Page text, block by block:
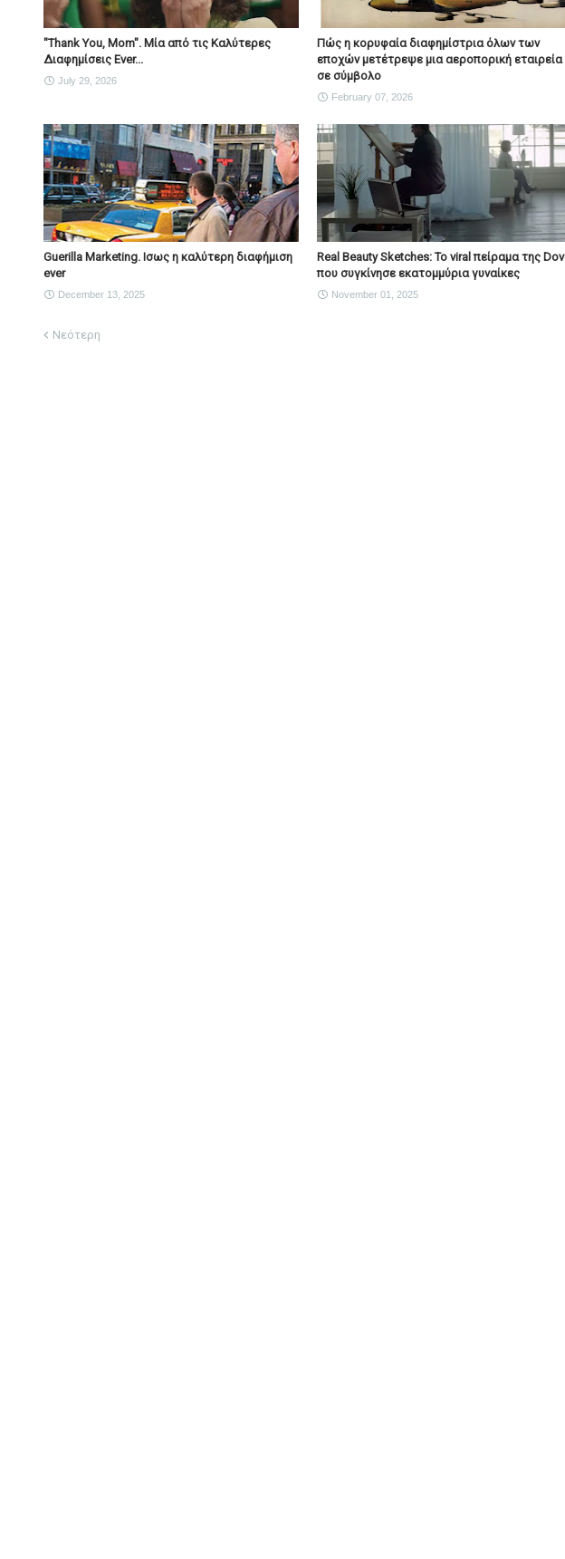
"Thank You, Mοm". Μία από τις Καλύτερες
Διαφημίσεις Ever...
July 29, 2026
Πώς η κορυφαία διαφημίστρια όλων των
εποχών μετέτρεψε μια αεροπορική εταιρεία
σε σύμβολο
February 07, 2026
Guerilla Marketing. Ισως η καλύτερη διαφήμιση
ever
December 13, 2025
Real Beauty Sketches: Το viral πείραμα της
που συγκίνησε εκατομμύρια γυναίκες
November 01, 2025
Νεότερη